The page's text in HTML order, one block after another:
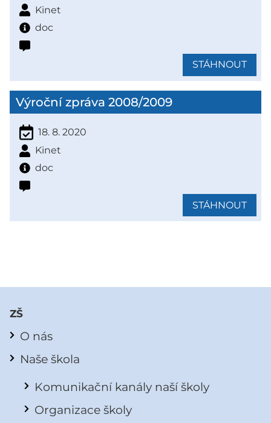
Kinet
doc
STÁHNOUT
Výroční zpráva 2008/2009
18. 8. 2020
Kinet
doc
STÁHNOUT
ZŠ
O nás
Naše škola
Komunikační kanály naší školy
Organizace školy